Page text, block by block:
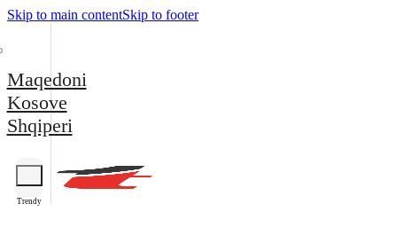
Skip to main contentSkip to footer
Maqedoni
Kosove
Shqiperi
Trendy